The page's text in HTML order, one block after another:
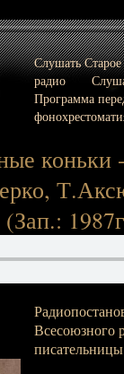
Слушать Старое
радио
Программа
коньки
Всесоюзного